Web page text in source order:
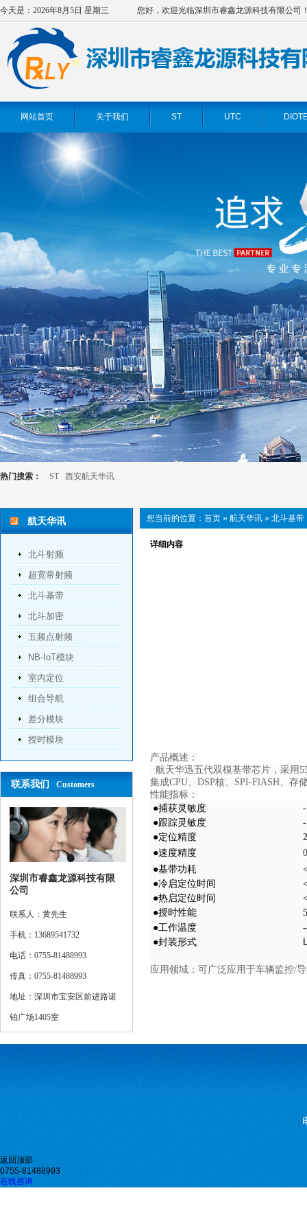
今天是：2026年8月5日 星期三 您好，欢迎光临深圳市睿鑫龙源科技有限公司
网站首页 关于我们 ST UTC
热门搜索： ST 西安航天华讯
航天华讯
北斗射频
超宽带射频
北斗基带
北斗加密
五频点射频
NB-IoT模块
室内定位
组合导航
差分模块
授时模块
联系我们 Customers
深圳市睿鑫龙源科技有限
公司
联系人：黄先生
手机：13689541732
电话：0755-81488993
传真：0755-81488993
地址：深圳市宝安区前进路诺
铂广场1405室
您当前的位置： 首页 » 航天华讯 » 北斗基带
详细内容
产品概述：
航天华迅五代双模基带芯片，采用
集成CPU、DSP核、SPI-FlASH、
性能指标：
●捕获灵敏度
●跟踪灵敏度
●定位精度
●速度精度
●基带功耗
●冷启定位时间
●热启定位时间
●授时性能
●工作温度
●封装形式
应用领域：可广泛应用于车辆监控/
返回顶部
0755-81488993
在线咨询